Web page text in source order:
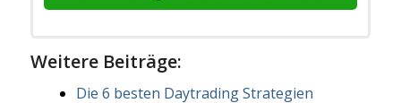
Weitere Beiträge:
Die 6 besten Daytrading Strategien